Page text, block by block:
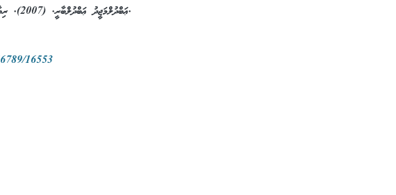
ޢަބްދުލްމަޖީދު ޢަބްދުލްބާރީ. (2007). ރިބާއާއި ބެންކު އިންޓަރެސްޓް. މިނިސްޓްރީ އޮފް އިސްލާމިކް އެފެއާޒް.
16553